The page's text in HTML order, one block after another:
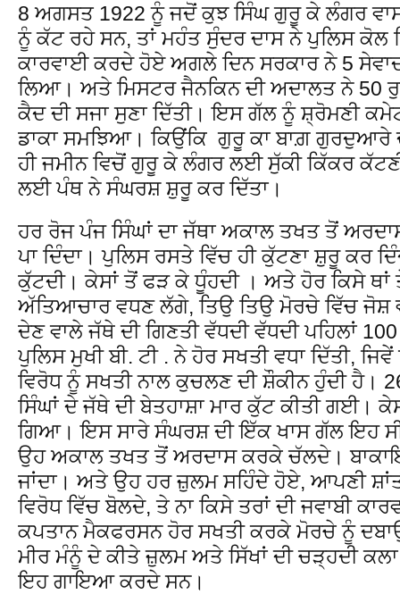
8 ਅਗਸਤ 1922 ਨੂੰ ਜਦੋਂ ਕੁਝ ਸਿੰਘ ਗੁਰੂ ਕੇ ਲੰਗਰ
ਨੂੰ ਕੱਟ ਰਹੇ ਸਨ, ਤਾਂ ਮਹੰਤ ਸੁੰਦਰ ਦਾਸ ਨੇ ਪੁਲਿਸ ਕੋਲ
ਕਾਰਵਾਈ ਕਰਦੇ ਹੋਏ ਅਗਲੇ ਦਿਨ ਸਰਕਾਰ ਨੇ 5
ਲਿਆ। ਅਤੇ ਮਿਸਟਰ ਜੈਨਕਿਨ ਦੀ ਅਦਾਲਤ ਨੇ 50
ਕੈਦ ਦੀ ਸਜਾ ਸੁਣਾ ਦਿੱਤੀ। ਇਸ ਗੱਲ ਨੂੰ ਸ਼੍ਰੋਮਣੀ
ਡਾਕਾ ਸਮਝਿਆ। ਕਿਉਂਕਿ ਗੁਰੂ ਕਾ ਬਾਗ਼
ਹੀ ਜਮੀਨ ਵਿਚੋਂ ਗੁਰੂ ਕੇ ਲੰਗਰ ਲਈ ਸੁੱਕੀ ਕਿੱਕਰ
ਲਈ ਪੰਥ ਨੇ ਸੰਘਰਸ਼ ਸ਼ੁਰੂ ਕਰ ਦਿੱਤਾ।
ਹਰ ਰੋਜ ਪੰਜ ਸਿੰਘਾਂ ਦਾ ਜੱਥਾ ਅਕਾਲ ਤਖਤ ਤੋਂ
ਪਾ ਦਿੰਦਾ। ਪੁਲਿਸ ਰਸਤੇ ਵਿੱਚ ਹੀ ਕੁੱਟਣਾ ਸ਼ੁਰੂ ਕਰ
ਕੁੱਟਦੀ। ਕੇਸਾਂ ਤੋਂ ਫੜ ਕੇ ਧੂੰਹਦੀ । ਅਤੇ ਹੋਰ ਕਿਸੇ ਥਾਂ
ਅੱਤਿਆਚਾਰ ਵਧਣ ਲੱਗੇ, ਤਿਉ ਤਿਉ ਮੋਰਚੇ ਵਿੱਚ ਜੋਸ਼
ਦੇਣ ਵਾਲੇ ਜੱਥੇ ਦੀ ਗਿਣਤੀ ਵੱਧਦੀ ਵੱਧਦੀ ਪਹਿਲਾਂ
ਪੁਲਿਸ ਮੁਖੀ ਬੀ. ਟੀ . ਨੇ ਹੋਰ ਸਖਤੀ ਵਧਾ ਦਿੱਤੀ,
ਵਿਰੋਧ ਨੂੰ ਸਖਤੀ ਨਾਲ ਕੁਚਲਣ ਦੀ ਸ਼ੌਕੀਨ ਹੁੰਦੀ
ਸਿੰਘਾਂ ਦੇ ਜੱਥੇ ਦੀ ਬੇਤਹਾਸ਼ਾ ਮਾਰ ਕੁੱਟ ਕੀਤੀ ਗਈ।
ਗਿਆ। ਇਸ ਸਾਰੇ ਸੰਘਰਸ਼ ਦੀ ਇੱਕ ਖਾਸ ਗੱਲ ਇਹ ਸੀ
ਉਹ ਅਕਾਲ ਤਖਤ ਤੋਂ ਅਰਦਾਸ ਕਰਕੇ ਚੱਲਦੇ।
ਜਾਂਦਾ। ਅਤੇ ਉਹ ਹਰ ਜ਼ੁਲਮ ਸਹਿੰਦੇ ਹੋਏ, ਆਪਣੀ
ਵਿਰੋਧ ਵਿੱਚ ਬੋਲਦੇ, ਤੇ ਨਾ ਕਿਸੇ ਤਰਾਂ ਦੀ ਜਵਾਬੀ
ਕਪਤਾਨ ਮੈਕਫਰਸਨ ਹੋਰ ਸਖਤੀ ਕਰਕੇ ਮੋਰਚੇ ਨੂੰ
ਮੀਰ ਮੰਨੂੰ ਦੇ ਕੀਤੇ ਜ਼ੁਲਮ ਅਤੇ ਸਿੱਖਾਂ ਦੀ ਚੜ੍ਹਦੀ
ਇਹ ਗਾਇਆ ਕਰਦੇ ਸਨ।